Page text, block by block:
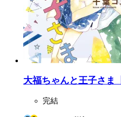
大福ちゃんと王子さま
完結